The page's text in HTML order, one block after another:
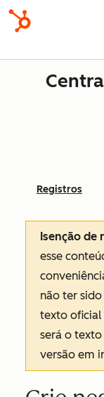
Registros
Isenção de
esse
não ter
texto oficial
será o
versão em